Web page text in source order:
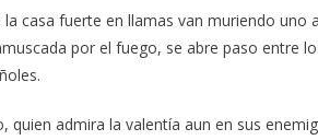
casa fuerte en llamas van muriendo uno
por el fuego, se abre paso entre
admira la valentía aun en sus